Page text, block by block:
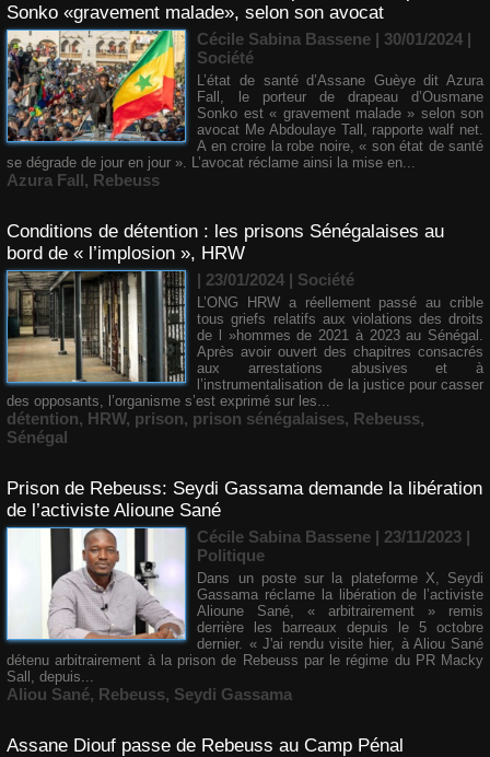
Sonko «gravement malade», selon son avocat
Cécile Sabina Bassene | 30/01/2024 |
Société
L’état de santé d’Assane Guèye dit Azura
Fall, le porteur de drapeau d’Ousmane
Sonko est « gravement malade » selon son
avocat Me Abdoulaye Tall, rapporte walf net.
A en croire la robe noire, « son état de santé
se dégrade de jour en jour ». L’avocat réclame ainsi la mise en...
Azura Fall, Rebeuss
Conditions de détention : les prisons Sénégalaises au
bord de « l’implosion », HRW
| 23/01/2024 | Société
L’ONG HRW a réellement passé au crible
tous griefs relatifs aux violations des droits
de l »hommes de 2021 à 2023 au Sénégal.
Après avoir ouvert des chapitres consacrés
aux arrestations abusives et à
l’instrumentalisation de la justice pour casser
des opposants, l’organisme s’est exprimé sur les...
détention, HRW, prison, prison sénégalaises, Rebeuss,
Sénégal
Prison de Rebeuss: Seydi Gassama demande la libération
de l’activiste Alioune Sané
Cécile Sabina Bassene | 23/11/2023 |
Politique
Dans un poste sur la plateforme X, Seydi
Gassama réclame la libération de l’activiste
Alioune Sané, « arbitrairement » remis
derrière les barreaux depuis le 5 octobre
dernier. « J'ai rendu visite hier, à Aliou Sané
détenu arbitrairement à la prison de Rebeuss par le régime du PR Macky
Sall, depuis...
Aliou Sané, Rebeuss, Seydi Gassama
Assane Diouf passe de Rebeuss au Camp Pénal